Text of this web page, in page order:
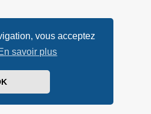
vous acceptez
savoir plus